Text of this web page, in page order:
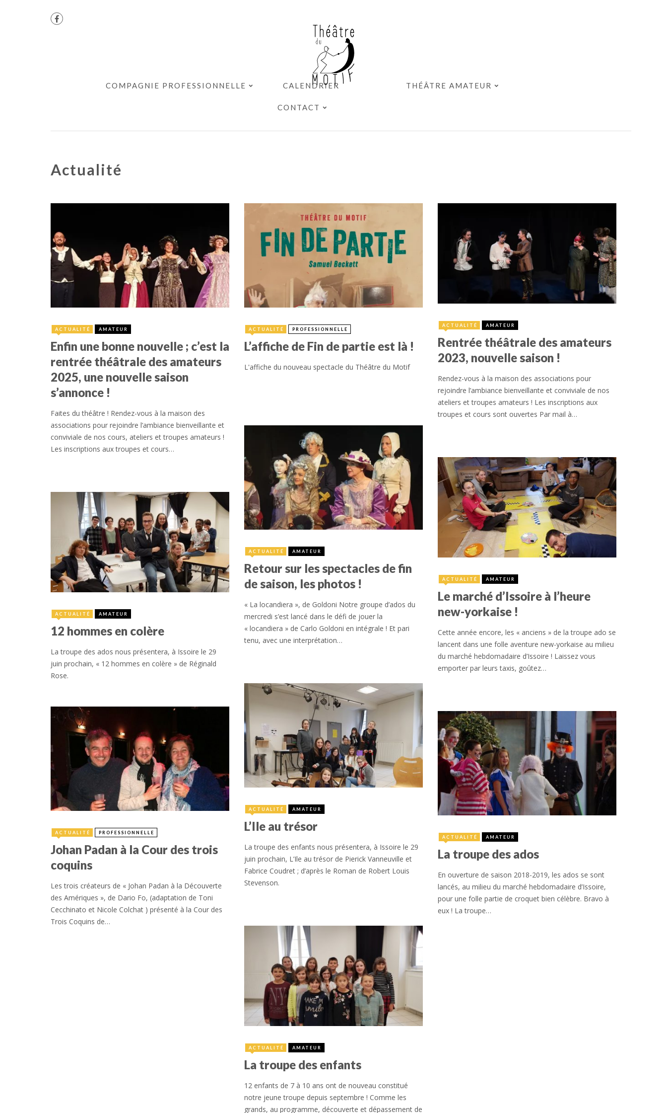
COMPAGNIE PROFESSIONNELLE CALENDRIER THÉÂTRE AMATEUR
CONTACT
Actualité
ACTUALITÉ AMATEUR
Enfin une bonne nouvelle ; c’est la
rentrée théâtrale des amateurs
2025, une nouvelle saison
s’annonce !
Faites du théâtre ! Rendez-vous à la maison des
associations pour rejoindre l’ambiance bienveillante et
conviviale de nos cours, ateliers et troupes amateurs !
Les inscriptions aux troupes et cours…
ACTUALITÉ PROFESSIONNELLE
L’affiche de Fin de partie est là !
L'affiche du nouveau spectacle du Théâtre du Motif
ACTUALITÉ AMATEUR
Rentrée théâtrale des amateurs
2023, nouvelle saison !
Rendez-vous à la maison des associations pour
rejoindre l’ambiance bienveillante et conviviale de nos
ateliers et troupes amateurs ! Les inscriptions aux
troupes et cours sont ouvertes Par mail à…
ACTUALITÉ AMATEUR
Retour sur les spectacles de fin
de saison, les photos !
« La locandiera », de Goldoni Notre groupe d’ados du
mercredi s’est lancé dans le défi de jouer la
« locandiera » de Carlo Goldoni en intégrale ! Et pari
tenu, avec une interprétation…
ACTUALITÉ AMATEUR
Le marché d’Issoire à l’heure
new-yorkaise !
Cette année encore, les « anciens » de la troupe ado se
lancent dans une folle aventure new-yorkaise au milieu
du marché hebdomadaire d’Issoire ! Laissez vous
emporter par leurs taxis, goûtez…
ACTUALITÉ AMATEUR
12 hommes en colère
La troupe des ados nous présentera, à Issoire le 29
juin prochain, « 12 hommes en colère » de Réginald
Rose.
ACTUALITÉ AMATEUR
L’Ile au trésor
La troupe des enfants nous présentera, à Issoire le 29
juin prochain, L’Ile au trésor de Pierick Vanneuville et
Fabrice Coudret ; d’après le Roman de Robert Louis
Stevenson.
ACTUALITÉ PROFESSIONNELLE
Johan Padan à la Cour des trois
coquins
Les trois créateurs de « Johan Padan à la Découverte
des Amériques », de Dario Fo, (adaptation de Toni
Cecchinato et Nicole Colchat ) présenté à la Cour des
Trois Coquins de…
ACTUALITÉ AMATEUR
La troupe des ados
En ouverture de saison 2018-2019, les ados se sont
lancés, au milieu du marché hebdomadaire d’Issoire,
pour une folle partie de croquet bien célèbre. Bravo à
eux ! La troupe…
ACTUALITÉ AMATEUR
La troupe des enfants
12 enfants de 7 à 10 ans ont de nouveau constitué
notre jeune troupe depuis septembre ! Comme les
grands, au programme, découverte et dépassement de